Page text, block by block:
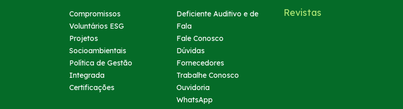
Compromissos
Voluntários ESG
Projetos
Socioambientais
Política de Gestão
Integrada
Certificações
Deficiente Auditivo e de
Fala
Fale Conosco
Dúvidas
Fornecedores
Trabalhe Conosco
Ouvidoria
WhatsApp
Revistas